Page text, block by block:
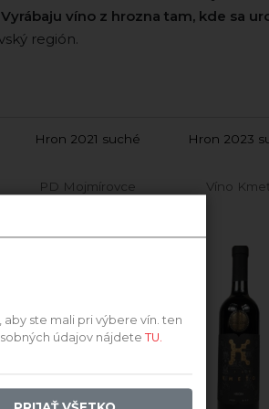
Vyrábaju víno z hrozna tam, kde sa
región.
Hron 2021 suché
PD Mojmírovce
Hron 2023
Víno
ste mali pri výbere vín. ten
údajov nájdete TU.